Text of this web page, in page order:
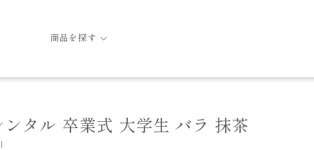
商品を探す
ンタル 卒業式 大学生 バラ 抹茶